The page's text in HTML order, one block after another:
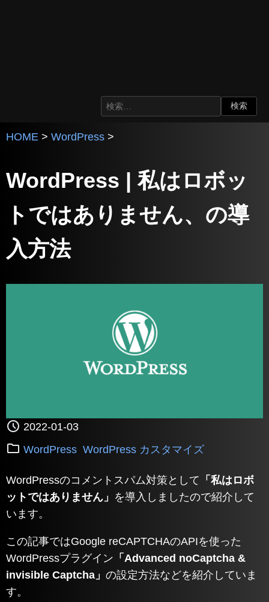
HOME > WordPress >
WordPress | 私はロボッ
トではありません、の導
入方法
2022-01-03
WordPress WordPress カスタマイズ
WordPressのコメントスパム対策として 「私はロボ
ットではありません」 を導入しましたので紹介して
います。
この記事ではGoogle reCAPTCHAのAPIを使った
WordPressプラグイン 「Advanced noCaptcha &
invisible Captcha」 の設定方法などを紹介していま
す。